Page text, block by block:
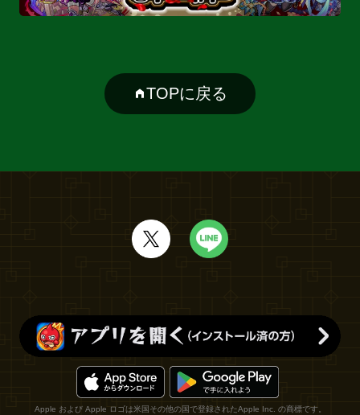
TOPに戻る
Apple および Apple ロゴは米国その他の国で登録されたApple Inc. の商標です。